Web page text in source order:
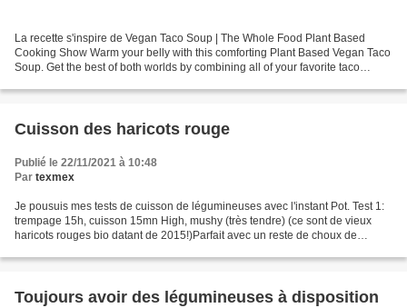
La recette s'inspire de Vegan Taco Soup | The Whole Food Plant Based
Cooking Show Warm your belly with this comforting Plant Based Vegan Taco
Soup. Get the best of both worlds by combining all of your favorite taco
Cuisson des haricots rouge
Publié le 22/11/2021 à 10:48
Par texmex
Je pousuis mes tests de cuisson de légumineuses avec l'instant Pot. Test 1:
trempage 15h, cuisson 15mn High, mushy (très tendre) (ce sont de vieux
haricots rouges bio datant de 2015!)Parfait avec un reste de choux de
Toujours avoir des légumineuses à disposition